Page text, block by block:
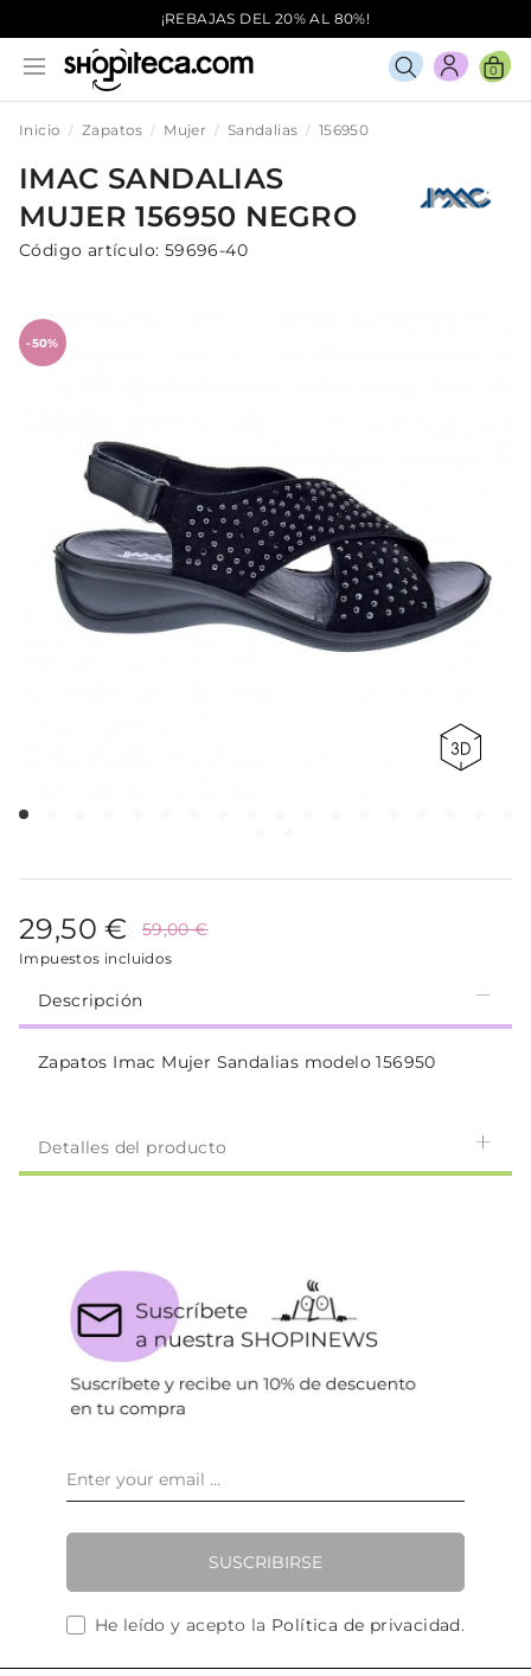
¡REBAJAS DEL 20% AL 80%!
0
Inicio Zapatos Mujer Sandalias 156950
IMAC SANDALIAS
MUJER156950 NEGRO
Código artículo: 59696-40
-50%
29,50 € 59,00 €
Impuestos incluidos
Descripción
Zapatos Imac Mujer Sandalias modelo 156950
Detalles del producto
SUSCRIBIRSE
He leído y acepto la Política de privacidad.